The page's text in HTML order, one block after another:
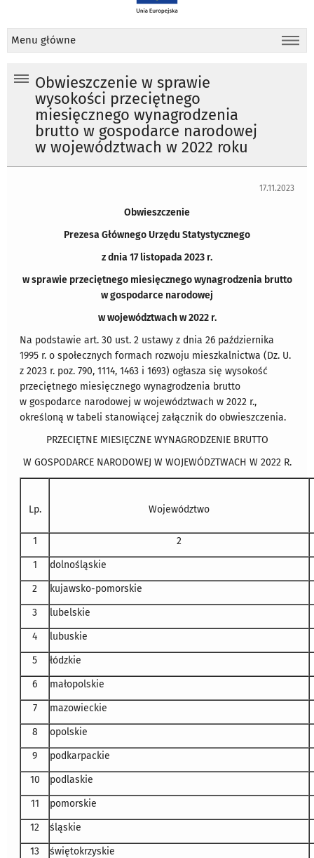
Menu główne
Obwieszczenie w sprawie
wysokości przeciętnego
miesięcznego wynagrodzenia
brutto w gospodarce narodowej
w województwach w 2022 roku
17.11.2023
Obwieszczenie
Prezesa Głównego Urzędu Statystycznego
z dnia 17 listopada 2023 r.
w sprawie przeciętnego miesięcznego wynagrodzenia brutto
w gospodarce narodowej
w województwach w 2022 r.
Na podstawie art. 30 ust. 2 ustawy z dnia 26 października
1995 r. o społecznych formach rozwoju mieszkalnictwa (Dz. U.
z 2023 r. poz. 790, 1114, 1463 i 1693) ogłasza się wysokość
przeciętnego miesięcznego wynagrodzenia brutto
w gospodarce narodowej w województwach w 2022 r.,
określoną w tabeli stanowiącej załącznik do obwieszczenia.
PRZECIĘTNE MIESIĘCZNE WYNAGRODZENIE BRUTTO
W GOSPODARCE NARODOWEJ W WOJEWÓDZTWACH W 2022 R.
Lp. Województwo
1
2
1
dolnośląskie
2
kujawsko-pomorskie
3
lubelskie
4
lubuskie
5
łódzkie
6
małopolskie
7
mazowieckie
8
opolskie
9
podkarpackie
10
podlaskie
11
pomorskie
12
śląskie
13
świętokrzyskie